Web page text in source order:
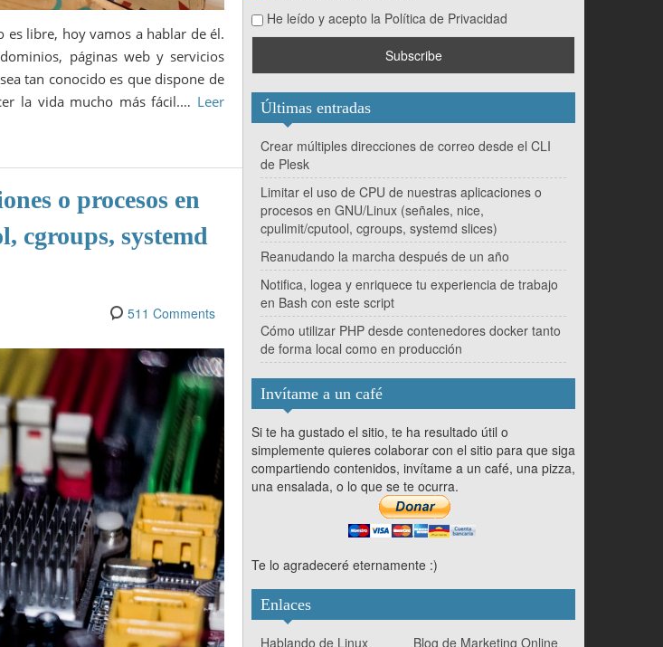
es libre, hoy vamos a hablar de él.
páginas web y servicios
tan conocido es que dispone de
la vida mucho más fácil.… Leer
o procesos en
cgroups, systemd
511 Comments
He leído y acepto la Política de Privacidad
Últimas entradas
Crear múltiples direcciones de correo desde el CLI
de Plesk
Limitar el uso de CPU de nuestras aplicaciones o
procesos en GNU/Linux (señales, nice,
cpulimit/cputool, cgroups, systemd slices)
Reanudando la marcha después de un año
Notifica, logea y enriquece tu experiencia de trabajo
en Bash con este script
Cómo utilizar PHP desde contenedores docker tanto
de forma local como en producción
Invítame a un café
Si te ha gustado el sitio, te ha resultado útil o
simplemente quieres colaborar con el sitio para que siga
compartiendo contenidos, invítame a un café, una pizza,
una ensalada, o lo que se te ocurra.
Te lo agradeceré eternamente :)
Enlaces
Hablando de Linux
Blog de Marketing Online